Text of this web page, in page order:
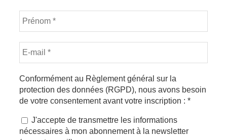
Conformément au Règlement général sur la
protection des données (RGPD), nous avons besoin
de votre consentement avant votre inscription : *
J'accepte de transmettre les informations
nécessaires à mon abonnement à la newsletter